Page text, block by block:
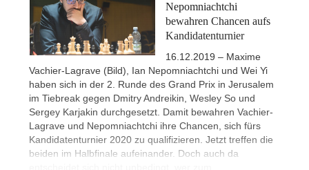
Nepomniachtchi
bewahren Chancen aufs
Kandidatenturnier
16.12.2019 – Maxime
Vachier-Lagrave (Bild), Ian Nepomniachtchi und Wei Yi
haben sich in der 2. Runde des Grand Prix in Jerusalem
im Tiebreak gegen Dmitry Andreikin, Wesley So und
Sergey Karjakin durchgesetzt. Damit bewahren Vachier-
Lagrave und Nepomniachtchi ihre Chancen, sich fürs
Kandidatenturnier 2020 zu qualifizieren. Jetzt treffen die
beiden im Halbfinale aufeinander. Doch auch da